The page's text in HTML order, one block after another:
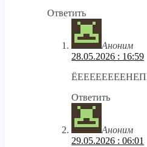
Ответить
Аноним
28.05.2026 : 16:59
Ответить
Аноним
29.05.2026 : 06:01